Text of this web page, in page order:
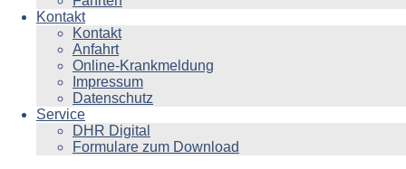
Kontakt
Kontakt
Anfahrt
Online-Krankmeldung
Impressum
Datenschutz
Service
DHR Digital
Formulare zum Download